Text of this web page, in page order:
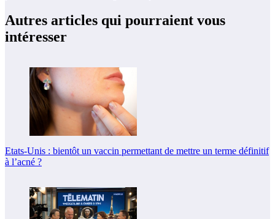
Autres articles qui pourraient vous
intéresser
Etats-Unis : bientôt un vaccin permettant de mettre un terme définitif
à l’acné ?